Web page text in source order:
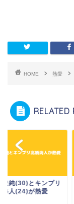
HOME 熱愛
RELATED
架純(30)とキンプリ
海人(24)が熱愛